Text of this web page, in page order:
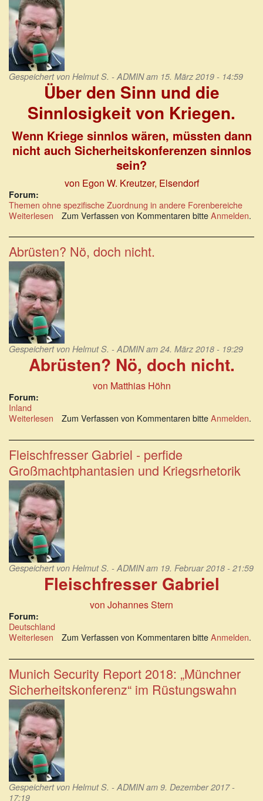
Gespeichert von Helmut S. - ADMINam 15. März 2019 - 14:59
Über den Sinn und die
Sinnlosigkeit von Kriegen.
Wenn Kriege sinnlos wären, müssten dann
nicht auch Sicherheitskonferenzen sinnlos
sein?
von Egon W. Kreutzer, Elsendorf
Forum:
Themen ohne spezifische Zuordnung in andere Forenbereiche
Weiterlesen über
den
Sinn
und
die
Sinnlosigkeit
von
Kriegen.
Zum Verfassen von Kommentaren bitteAnmelden.
Abrüsten? Nö, doch nicht.
Gespeichert von Helmut S. - ADMINam 24. März 2018 - 19:29
Abrüsten? Nö, doch nicht.
von Matthias Höhn
Forum:
Inland
Weiterlesen über
Nö,
doch
nicht.
Zum Verfassen von Kommentaren bitteAnmelden.
Fleischfresser Gabriel - perfide
Großmachtphantasien und Kriegsrhetorik
Gespeichert von Helmut S. - ADMINam 19. Februar 2018 - 21:59
Fleischfresser Gabriel
von Johannes Stern
Forum:
Deutschland
Weiterlesen über
Gabriel
-
perfide
Großmachtphantasien
und
Kriegsrhetorik
Zum Verfassen von Kommentaren bitteAnmelden.
Munich Security Report 2018: „Münchner
Sicherheitskonferenz“ im Rüstungswahn
Gespeichert von Helmut S. - ADMINam 9. Dezember 2017 -
17:19